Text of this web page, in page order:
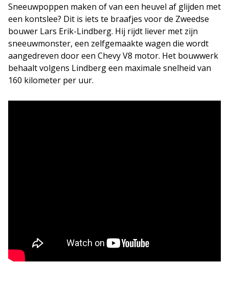
Sneeuwpoppen maken of van een heuvel af glijden met
een kontslee? Dit is iets te braafjes voor de Zweedse
bouwer Lars Erik-Lindberg. Hij rijdt liever met zijn
sneeuwmonster, een zelfgemaakte wagen die wordt
aangedreven door een Chevy V8 motor. Het bouwwerk
behaalt volgens Lindberg een maximale snelheid van
160 kilometer per uur.